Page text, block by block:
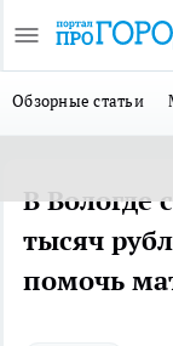
Обзорные статьи
В Вологде
тысяч
помочь